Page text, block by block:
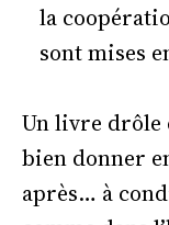
la
sont mises
Un livre
bien donner
après… à